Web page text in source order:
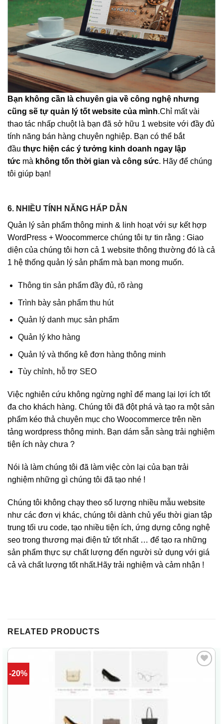
Bạn không cần là chuyên gia về công nghệ nhưng
cũng sẽ tự quản lý tốt website của mình.Chỉ mất vài
thao tác nhấp chuột là bạn đã sở hữu 1 website với đầy đủ
tính năng bán hàng chuyên nghiệp. Bạn có thể bắt
đầu thực hiện các ý tưởng kinh doanh ngay lập
tức mà không tốn thời gian và công sức. Hãy để chúng
tôi giúp bạn!
6. NHIỀU TÍNH NĂNG HẤP DẪN
Quản lý sản phẩm thông minh & linh hoạt với sự kết hợp
WordPress + Woocommerce chúng tôi tự tin rằng : Giao
diện của chúng tôi hơn cả 1 website thông thường đó là cả
1 hệ thống quản lý sản phẩm mà bạn mong muốn.
Thông tin sản phẩm đầy đủ, rõ ràng
Trình bày sản phẩm thu hút
Quản lý danh mục sản phẩm
Quản lý kho hàng
Quản lý và thống kê đơn hàng thông minh
Tùy chỉnh, hỗ trợ SEO
Việc nghiên cứu không ngừng nghỉ để mang lại lợi ích tốt
đa cho khách hàng. Chúng tôi đã đột phá và tạo ra một sản
phẩm kéo thả chuyên mục cho Woocommerce trên nền
tảng wordpress thông minh. Bạn dám sẵn sàng trải nghiệm
tiện ích này chưa ?
Nói là làm chúng tôi đã làm việc còn lại của bạn trải
nghiệm những gì chúng tôi đã tạo nhé !
Chúng tôi không chạy theo số lượng nhiều mẫu website
như các đơn vị khác, chúng tôi dành chủ yếu thời gian tập
trung tối ưu code, tạo nhiều tiện ích, ứng dựng công nghệ
seo trong thương mại điện tử tốt nhất … để tạo ra những
sản phẩm thực sự chất lượng đến người sử dụng với giá
cả và chất lượng tốt nhất.Hãy trải nghiệm và cảm nhận !
RELATED PRODUCTS
-20%